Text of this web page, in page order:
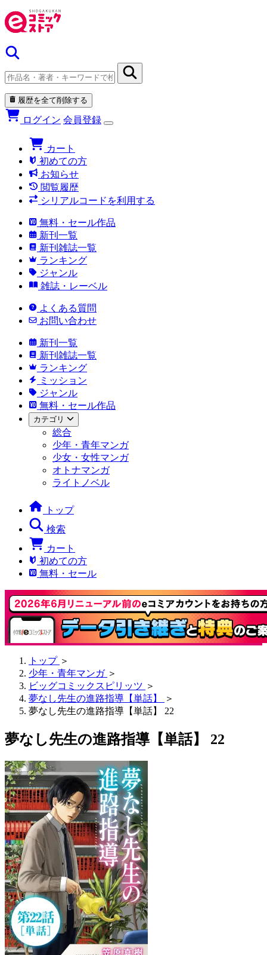
履歴を全て削除する
ログイン 会員登録
カート
初めての方
お知らせ
閲覧履歴
シリアルコードを利用する
無料・セール作品
新刊一覧
新刊雑誌一覧
ランキング
ジャンル
雑誌・レーベル
よくある質問
お問い合わせ
新刊一覧
新刊雑誌一覧
ランキング
ミッション
ジャンル
無料・セール作品
カテゴリ
総合
少年・青年マンガ
少女・女性マンガ
オトナマンガ
ライトノベル
トップ
検索
カート
初めての方
無料・セール
トップ ＞
少年・青年マンガ ＞
ビッグコミックスピリッツ ＞
夢なし先生の進路指導【単話】
＞
夢なし先生の進路指導【単話】 22
夢なし先生の進路指導【単話】 22